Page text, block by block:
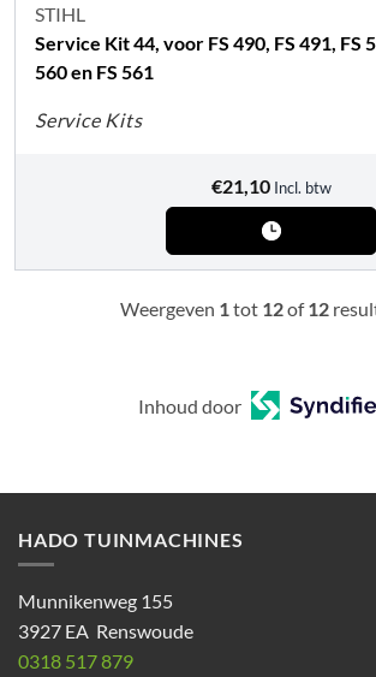
STIHL
Service Kit 44, voor FS 490, FS 491, FS
560 en FS 561
Service Kits
€21,10 Incl. btw
Weergeven 1tot 12of12
Inhoud door
HADO TUINMACHINES
Munnikenweg 155
3927 EA Renswoude
0318 517 879